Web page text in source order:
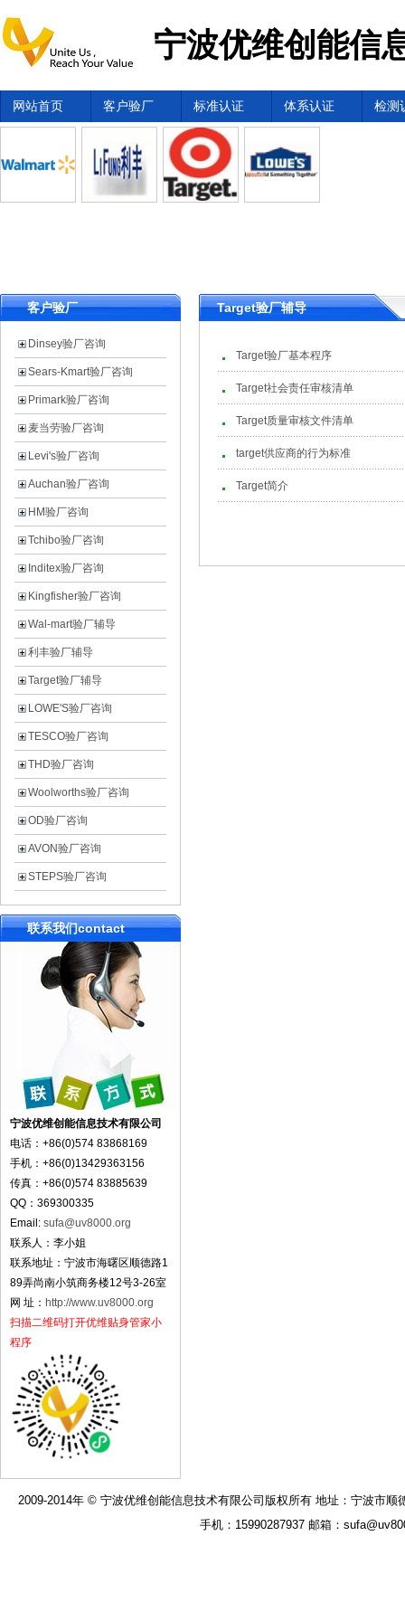
宁波优维创能信
网站首页 客户验厂 标准认证 体系认证 检测
客户验厂
Dinsey验厂咨询
Sears-Kmart验厂咨询
Primark验厂咨询
麦当劳验厂咨询
Levi's验厂咨询
Auchan验厂咨询
HM验厂咨询
Tchibo验厂咨询
Inditex验厂咨询
Kingfisher验厂咨询
Wal-mart验厂辅导
利丰验厂辅导
Target验厂辅导
LOWE'S验厂咨询
TESCO验厂咨询
THD验厂咨询
Woolworths验厂咨询
OD验厂咨询
AVON验厂咨询
STEPS验厂咨询
联系我们contact
宁波优维创能信息技术有限公司
电话：+86(0)574 83868169
手机：+86(0)13429363156
传真：+86(0)574 83885639
QQ：369300335
Email: sufa@uv8000.org
联系人：李小姐
联系地址：宁波市海曙区顺德路1
89弄尚南小筑商务楼12号3-26室
网 址： http://www.uv8000.org
扫描二维码打开优维贴身管家小
程序
Target验厂辅导
Target验厂基本程序
Target社会责任审核清单
Target质量审核文件清单
target供应商的行为标准
Target简介
2009-2014年 © 宁波优维创能信息技术有限公司版权所有 地址：宁波市顺
手机：15990287937 邮箱：